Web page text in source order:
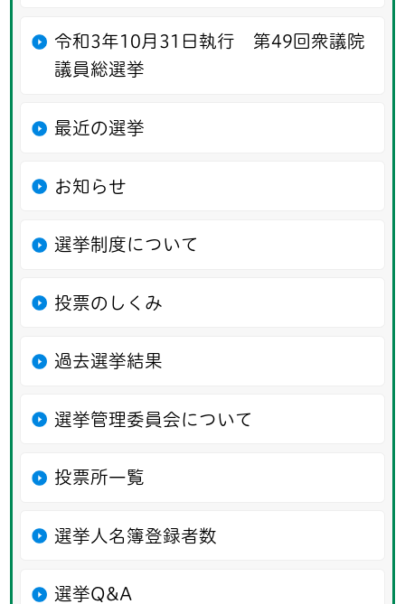
令和3年10月31日執行 第49回衆議院
議員総選挙
最近の選挙
お知らせ
選挙制度について
投票のしくみ
過去選挙結果
選挙管理委員会について
投票所一覧
選挙人名簿登録者数
選挙Q&A